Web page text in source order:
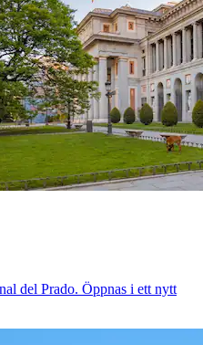
del Prado. Öppnas i ett nytt